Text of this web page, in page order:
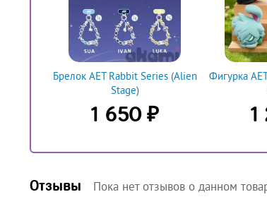
Брелок AET Rabbit Series (Alien
Stage)
1 650 ₽
Фигурка
1
Отзывы Пока нет отзывов о данном